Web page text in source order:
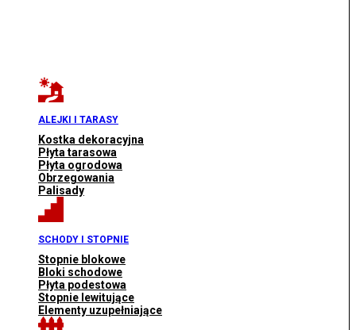
ALEJKI I TARASY
Kostka dekoracyjna
Płyta tarasowa
Płyta ogrodowa
Obrzegowania
Palisady
SCHODY I STOPNIE
Stopnie blokowe
Bloki schodowe
Płyta podestowa
Stopnie lewitujące
Elementy uzupełniające